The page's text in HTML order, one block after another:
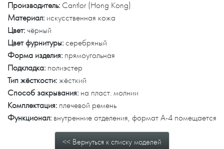
Производитель: Cantlor (Hong Kong)
Материал: искусственная кожа
Цвет: чёрный
Цвет фурнитуры: серебряный
Форма изделия: прямоугольная
Подкладка: полиэстер
Тип жёсткости: жёсткий
Способ закрывания: на пласт. молнии
Комплектация: плечевой ремень
Функционал: внутренние отделения, формат А-4 помещается
<< Вернуться к списку моделей